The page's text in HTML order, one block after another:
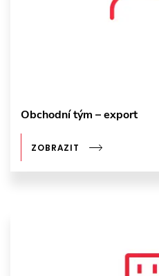
Obchodní tým – export
ZOBRAZIT